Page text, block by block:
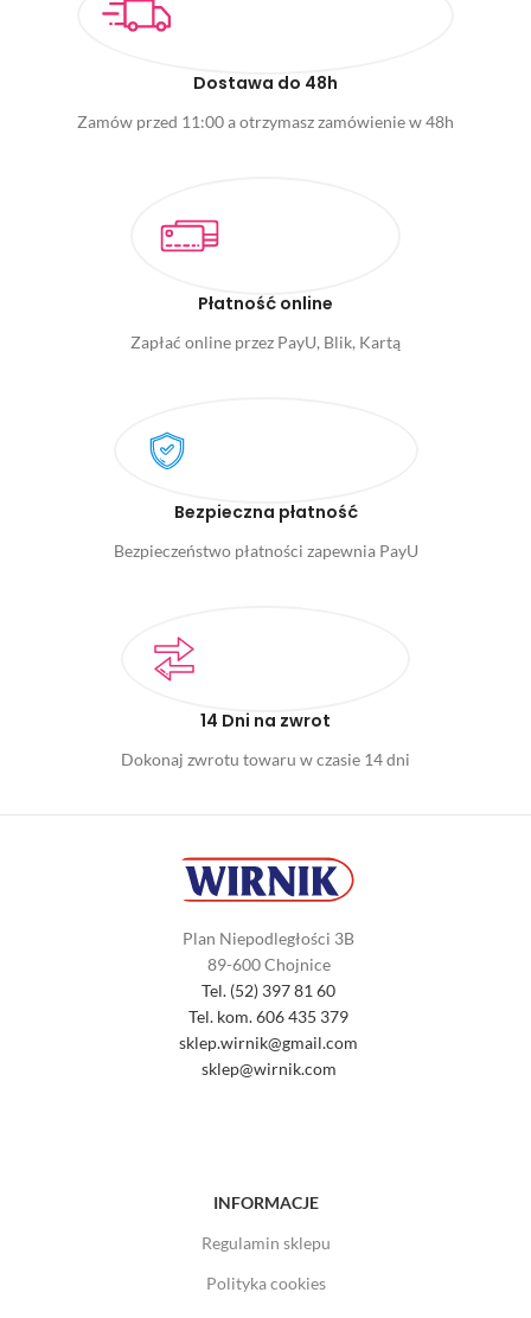
Dostawa do 48h
Zamów przed 11:00 a otrzymasz zamówienie w 48h
Płatność online
Zapłać online przez PayU, Blik, Kartą
Bezpieczna płatność
Bezpieczeństwo płatności zapewnia PayU
14 Dni na zwrot
Dokonaj zwrotu towaru w czasie 14 dni
Plan Niepodległości 3B
89-600 Chojnice
Tel. (52) 397 81 60
Tel. kom. 606 435 379
sklep.wirnik@gmail.com
sklep@wirnik.com
INFORMACJE
Regulamin sklepu
Polityka cookies